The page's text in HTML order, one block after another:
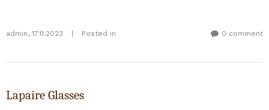
admin, 17.11.2023 Posted in 0 comment
Lapaire Glasses